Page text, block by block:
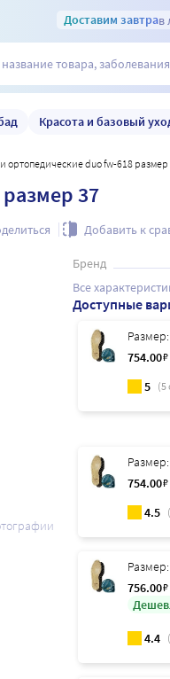
Доставим завтрав
Красота и базовый
ортопедические duo fw-618 размер
37
Добавить к
Бренд
Все
Доступные
Размер:
754.00₽
5 (5
Размер:
754.00₽
4.5 (
Размер:
756.00₽
4.4 (